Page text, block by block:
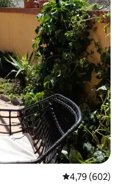
4,79 av 5 i
4,79 (602)